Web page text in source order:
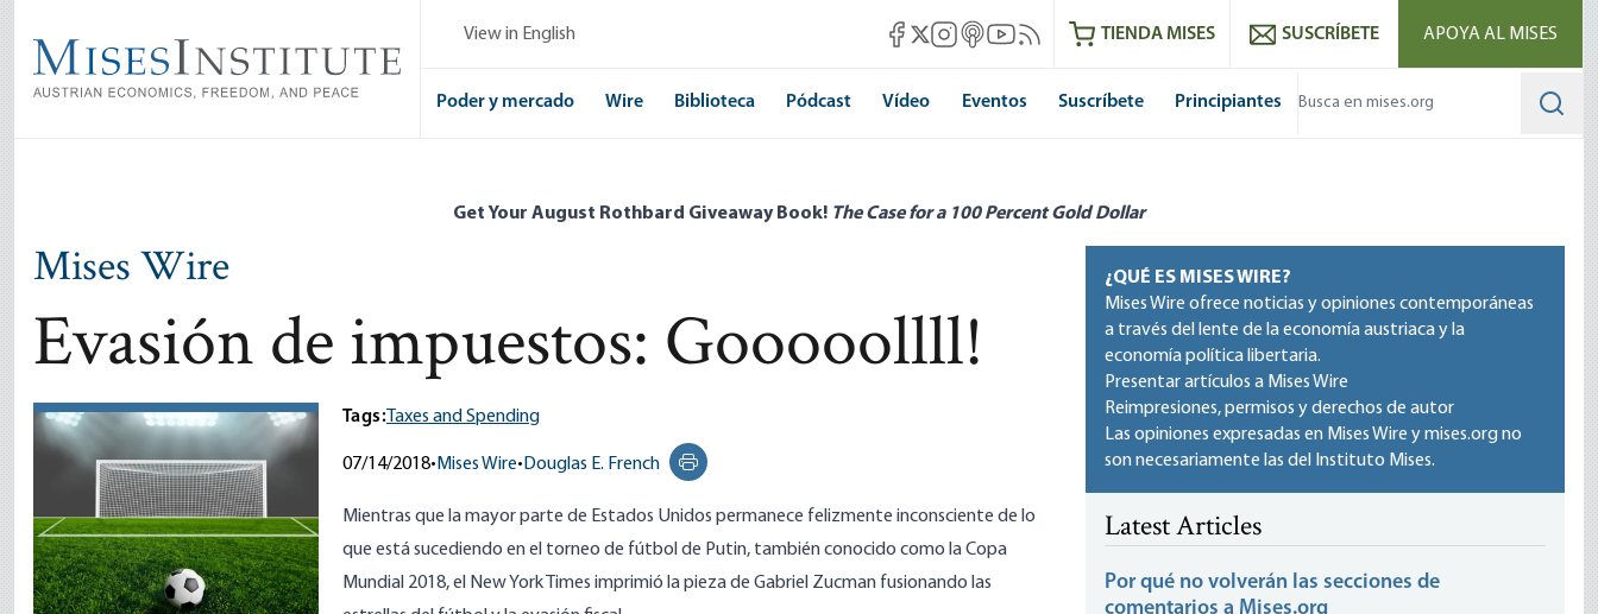
main
content
View in English Mises Facebook
Mises X
Mises Instagram
Mises itunes
Mises Youtube
Mises RSS feedTIENDA MISES SUSCRÍBETE APOYA AL MISES
Poder y mercado Wire Biblioteca Pódcast Vídeo Eventos Suscríbete Principiantes
Get Your August Rothbard Giveaway Book! The Case for a 100 Percent Gold Dollar
Mises Wire
Evasión de impuestos: Gooooollll!
Tags: Taxes and Spending
07/14/2018• Mises Wire• Douglas E. French
Print this page
Mientras que la mayor parte de Estados Unidos permanece felizmente inconsciente de lo
que está sucediendo en el torneo de fútbol de Putin, también conocido como la Copa
Mundial 2018, el
New York Times imprimió la pieza de Gabriel Zucman fusionando las
¿QUÉ ES MISES WIRE?
Mises Wire ofrece noticias y opiniones contemporáneas
a través del lente de la economía austriaca y la
economía política libertaria.
Presentar artículos a Mises Wire
Reimpresiones, permisos y derechos de autor
Las opiniones expresadas en Mises Wire y mises.org no
son necesariamente las del Instituto Mises.
Latest Articles
Por qué no volverán las secciones de
comentarios a Mises.org